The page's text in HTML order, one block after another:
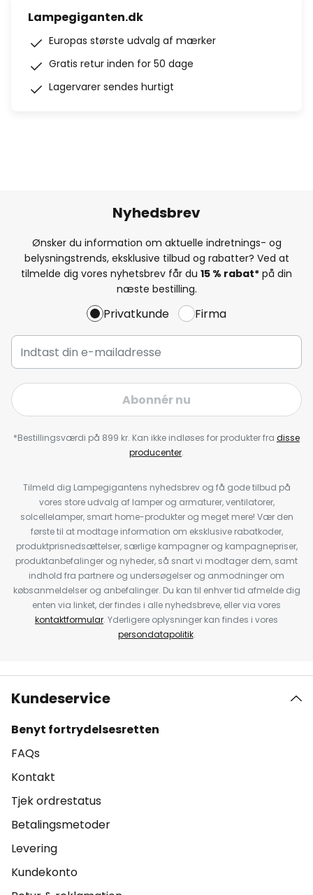
Lampegiganten.dk
Europas største udvalg af mærker
Gratis retur inden for 50 dage
Lagervarer sendes hurtigt
Nyhedsbrev
Ønsker du information om aktuelle indretnings- og
belysningstrends, eksklusive tilbud og rabatter? Ved at
tilmelde dig vores nyhetsbrev får du 15 % rabat* på din
næste bestilling.
Privatkunde Firma
Abonnér nu
*Bestillingsværdi på 899 kr. Kan ikke indløses for produkter fra disse
producenter.
Tilmeld dig Lampegigantens nyhedsbrev og få gode tilbud på
vores store udvalg af lamper og armaturer, ventilatorer,
solcellelamper, smart home-produkter og meget mere! Vær den
første til at modtage information om eksklusive rabatkoder,
produktprisnedsættelser, særlige kampagner og kampagnepriser,
produktanbefalinger og nyheder, så snart vi modtager dem, samt
indhold fra partnere og undersøgelser og anmodninger om
købsanmeldelser og anbefalinger. Du kan til enhver tid afmelde dig
enten via linket, der findes i alle nyhedsbreve, eller via vores
kontaktformular. Yderligere oplysninger kan findes i vores
persondatapolitik.
Kundeservice
Benyt fortrydelsesretten
FAQs
Kontakt
Tjek ordrestatus
Betalingsmetoder
Levering
Kundekonto